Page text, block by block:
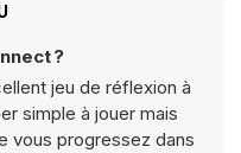
?
jeu de réflexion à
simple à jouer mais
vous progressez dans